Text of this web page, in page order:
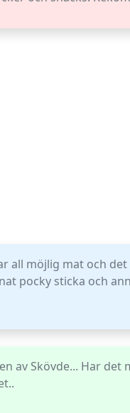
all möjlig mat och
pocky sticka och
av Skövde... Har det